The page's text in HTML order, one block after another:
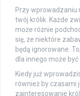
Przy wprowadzaniu
twój królik. Każde
może różnie
się, że niektóre
będą ignorowane.
dla innego może
Kiedy już
również by czasami
zainteresowanie